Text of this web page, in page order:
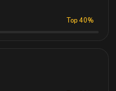
Top 40%